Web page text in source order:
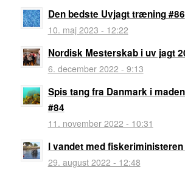
Den bedste Uvjagt træning #86
10. maj 2023 - 12:22
Nordisk Mesterskab i uv jagt
6. december 2022 - 9:13
Spis tang fra Danmark i
#84
11. november 2022 - 10:31
I vandet med
29. august 2022 - 12:48